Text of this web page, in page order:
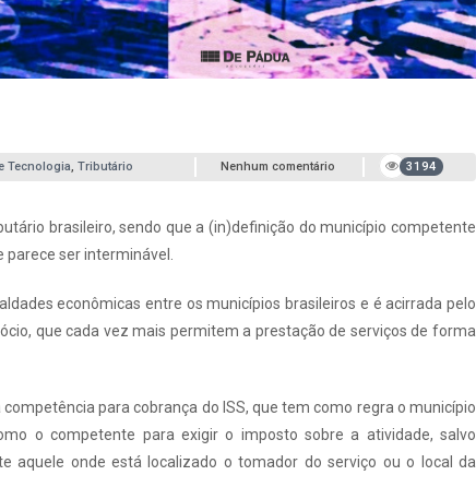
Tecnologia, Tributário Nenhum comentário 3194
brasileiro, sendo que a (in)definição do município competente
ser interminável.
econômicas entre os municípios brasileiros e é acirrada pelo
que cada vez mais permitem a prestação de serviços de forma
para cobrança do ISS, que tem como regra o município
o competente para exigir o imposto sobre a atividade, salvo
aquele onde está localizado o tomador do serviço ou o local da